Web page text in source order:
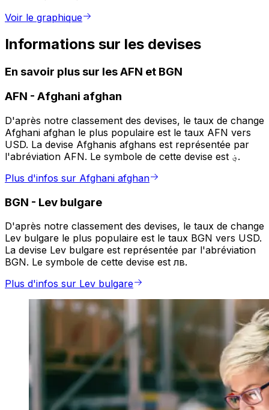
Voir le graphique
Informations sur les devises
En savoir plus sur les AFN et BGN
AFN - Afghani afghan
D'après notre classement des devises, le taux de change
Afghani afghan le plus populaire est le taux AFN vers
USD. La devise Afghanis afghans est représentée par
l'abréviation AFN. Le symbole de cette devise est ؋.
Plus d'infos sur Afghani afghan
BGN - Lev bulgare
D'après notre classement des devises, le taux de change
Lev bulgare le plus populaire est le taux BGN vers USD.
La devise Lev bulgare est représentée par l'abréviation
BGN. Le symbole de cette devise est лв.
Plus d'infos sur Lev bulgare